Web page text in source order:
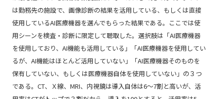
は勤務先の施設で、画像診断の結果を活用している、もしくは直接
使用しているAI医療機器を選んでもらった結果である。ここでは使
用シーンを検査・診断に限定して聴取した。選択肢は「AI医療機器
を使用しており、AI機能も活用している」「AI医療機器を使用してい
るが、AI機能はほとんど活用していない」「AI医療機器そのものを
保有していない、もしくは医療機器自体を使用していない」の３つ
である。CT、Ｘ線、MRI、内視鏡は導入自体は6～7割と高いが、活